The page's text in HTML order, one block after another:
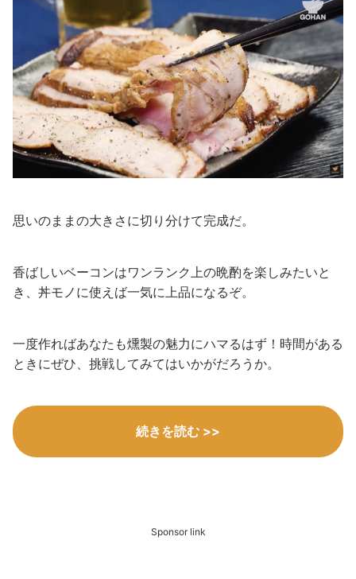
思いのままの大きさに切り分けて完成だ。
香ばしいベーコンはワンランク上の晩酌を楽しみたいと
き、丼モノに使えば一気に上品になるぞ。
一度作ればあなたも燻製の魅力にハマるはず！時間がある
ときにぜひ、挑戦してみてはいかがだろうか。
続きを読む >>
Sponsor link